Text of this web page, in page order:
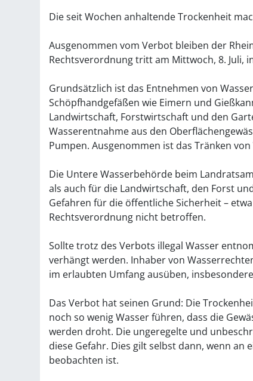
Die seit Wochen anhaltende Trockenheit
Ausgenommen vom Verbot bleiben der
Rechtsverordnung tritt am Mittwoch, 8. Juli,
Grundsätzlich ist das Entnehmen von
Schöpfhandgefäßen wie Eimern und
Landwirtschaft, Forstwirtschaft und den
Wasserentnahme aus den
Pumpen. Ausgenommen ist das Tränken von
Die Untere Wasserbehörde beim
als auch für die Landwirtschaft, den Forst
Gefahren für die öffentliche Sicherheit –
Rechtsverordnung nicht betroffen.
Sollte trotz des Verbots illegal Wasser
verhängt werden. Inhaber von
im erlaubten Umfang ausüben,
Das Verbot hat seinen Grund: Die
noch so wenig Wasser führen, dass die
werden droht. Die ungeregelte und
diese Gefahr. Dies gilt selbst dann, wenn
beobachten ist.